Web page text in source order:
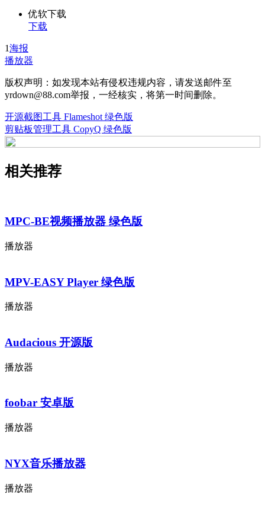
优软下载
下载
1海报
播放器
版权声明：如发现本站有侵权违规内容，请发送邮件至
yrdown@88.com举报，一经核实，将第一时间删除。
开源截图工具 Flameshot 绿色版
剪贴板管理工具 CopyQ 绿色版
相关推荐
MPC-BE视频播放器 绿色版
播放器
MPV-EASY Player 绿色版
播放器
Audacious 开源版
播放器
foobar 安卓版
播放器
NYX音乐播放器
播放器